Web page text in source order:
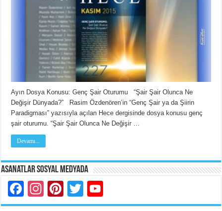
Ayın Dosya Konusu: Genç Şair Oturumu “Şair Şair Olunca Ne
Değişir Dünyada?” Rasim Özdenören’in “Genç Şair ya da Şiirin
Paradigması” yazısıyla açılan Hece dergisinde dosya konusu genç
şair oturumu. “Şair Şair Olunca Ne Değişir …
Devamı...
Asanatlar Sosyal Medyada
Facebook
Instagram
Pinterest
Twitter